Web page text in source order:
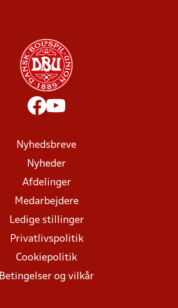
Nyhedsbreve
Nyheder
Afdelinger
Medarbejdere
Ledige stillinger
Privatlivspolitik
Cookiepolitik
Betingelser og vilkår